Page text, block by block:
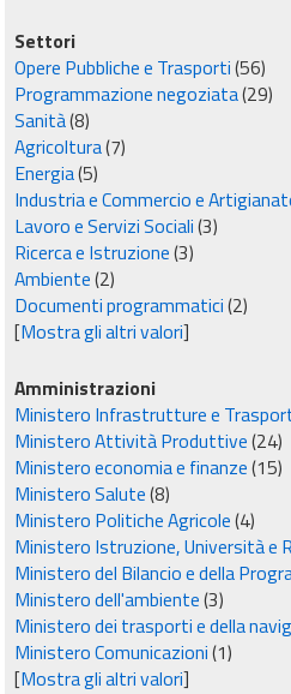
Settori
Opere Pubbliche e Trasporti(56)
Programmazione negoziata(29)
Sanità(8)
Agricoltura(7)
Energia(5)
Industria e Commercio e
Lavoro e Servizi Sociali(3)
Ricerca e Istruzione(3)
Ambiente(2)
Documenti programmatici(2)
[Mostra gli altri valori]
Amministrazioni
Ministero Infrastrutture e
Ministero Attività Produttive(24)
Ministero economia e finanze(15)
Ministero Salute(8)
Ministero Politiche Agricole(4)
Ministero Istruzione, Università e
Ministero del Bilancio e della
Ministero dell'ambiente(3)
Ministero dei trasporti e della
Ministero Comunicazioni(1)
[Mostra gli altri valori]